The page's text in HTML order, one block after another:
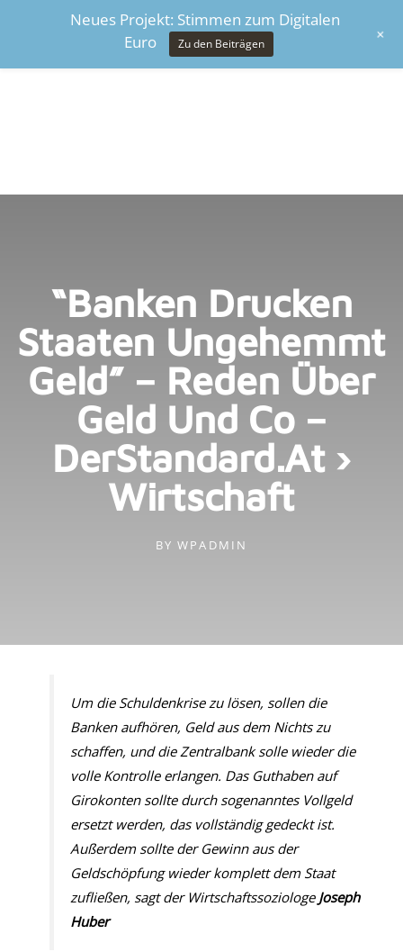
“Banken Drucken
Staaten Ungehemmt
Geld” – Reden Über
Geld Und Co –
DerStandard.at ›
Wirtschaft
BY WPADMIN
Um die Schuldenkrise zu lösen, sollen die
Banken aufhören, Geld aus dem Nichts zu
schaffen, und die Zentralbank solle wieder die
volle Kontrolle erlangen. Das Guthaben auf
Girokonten sollte durch sogenanntes Vollgeld
ersetzt werden, das vollständig gedeckt ist.
Außerdem sollte der Gewinn aus der
Geldschöpfung wieder komplett dem Staat
zufließen, sagt der Wirtschaftssoziologe Joseph
Huber
Neues Projekt: Stimmen zum Digitalen
Euro
Zu den Beiträgen +